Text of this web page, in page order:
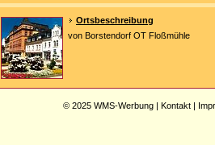
Ortsbeschreibung
von Borstendorf OT Floßmühle
© 2025 WMS-Werbung | Kontakt |